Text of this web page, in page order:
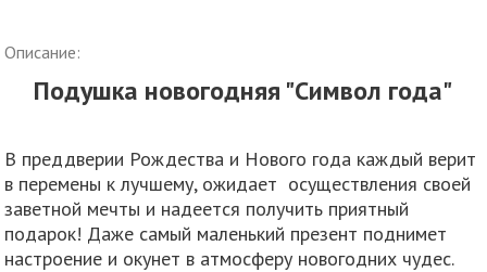
Описание:
Подушка новогодняя "Символ года"
В преддверии Рождества и Нового года каждый верит
в перемены к лучшему, ожидает осуществления своей
заветной мечты и надеется получить приятный
подарок! Даже самый маленький презент поднимет
настроение и окунет в атмосферу новогодних чудес.